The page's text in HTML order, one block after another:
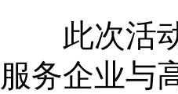
此次活动
服务企业与